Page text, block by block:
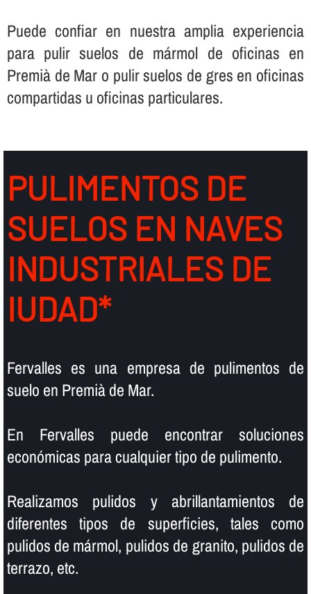
Puede confiar en nuestra amplia experiencia
para pulir suelos de mármol de oficinas en
Premià de Mar o pulir suelos de gres en oficinas
compartidas u oficinas particulares.
PULIMENTOS DE
SUELOS EN NAVES
INDUSTRIALES DE
IUDAD*
Fervalles es una empresa de pulimentos de
suelo en Premià de Mar.
En Fervalles puede encontrar soluciones
económicas para cualquier tipo de pulimento.
Realizamos pulidos y abrillantamientos de
diferentes tipos de superficies, tales como
pulidos de mármol, pulidos de granito, pulidos de
terrazo, etc.